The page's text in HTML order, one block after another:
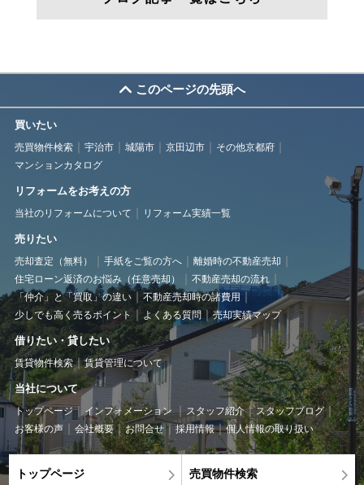
このページの先頭へ
買いたい
売買物件検索 宇治市 城陽市 京田辺市
その他京都府
マンションカタログ
リフォームをお考えの方
当社のリフォームについて リフォーム実績一覧
売りたい
売却査定（無料） 手紙をご覧の方へ
離婚時の不動産売却
住宅ローン返済のお悩み（任意売却）
不動産売却の流れ
「仲介」と「買取」の違い
不動産売却時の諸費用
少しでも高く売るポイント
よくある質問 売却実績マップ
借りたい・貸したい
賃貸物件検索 賃貸管理について
当社について
トップページ インフォメーション スタッフ紹介
スタッフブログ
お客様の声
会社概要 お問合せ 採用情報 個人情報の取り扱い
トップページ 売買物件検索